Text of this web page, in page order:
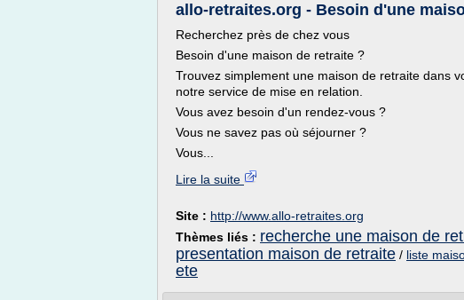
allo-retraites.org - Besoin d'une
Recherchez près de chez vous
Besoin d'une maison de retraite ?
Trouvez simplement une maison de retraite dans
notre service de mise en relation.
Vous avez besoin d'un rendez-vous ?
Vous ne savez pas où séjourner ?
Vous...
Lire la suite
Site : http://www.allo-retraites.org
Thèmes liés : recherche une maison de
presentation maison de retraite / liste
ete